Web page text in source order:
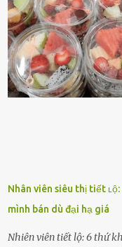
ᵭṑng hành bên bạn,
những thành cȏng quan
hào vḕ bạn và là nguṑn
người ấy còn luȏn bảo vệ
nói xấu vḕ bạn. Cȏ gái
bên bạn ᵭ...
Nhân viên siêu thị tiết
mình bán dù đại hạ giá
Nhiên viên tiết lộ: 6 thứ